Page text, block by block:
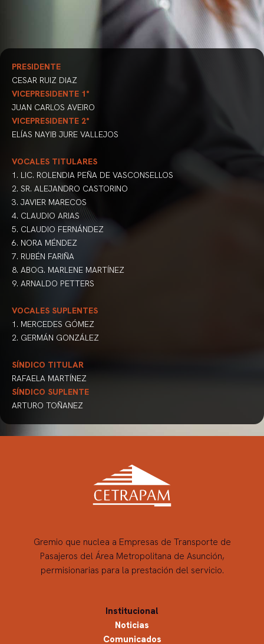
PRESIDENTE
CESAR RUIZ DIAZ
VICEPRESIDENTE 1°
JUAN CARLOS AVEIRO
VICEPRESIDENTE 2°
ELÍAS NAYIB JURE VALLEJOS
VOCALES TITULARES
1. LIC. ROLENDIA PEÑA DE VASCONSELLOS
2. SR. ALEJANDRO CASTORINO
3. JAVIER MARECOS
4. CLAUDIO ARIAS
5. CLAUDIO FERNÁNDEZ
6. NORA MÉNDEZ
7. RUBÉN FARIÑA
8. ABOG. MARLENE MARTÍNEZ
9. ARNALDO PETTERS
VOCALES SUPLENTES
1. MERCEDES GÓMEZ
2. GERMÁN GONZÁLEZ
SÍNDICO TITULAR
RAFAELA MARTÍNEZ
SÍNDICO SUPLENTE
ARTURO TOÑANEZ
Gremio que nuclea a Empresas de Transporte de
Pasajeros del Área Metropolitana de Asunción,
permisionarias para la prestación del servicio.
Institucional
Noticias
Comunicados